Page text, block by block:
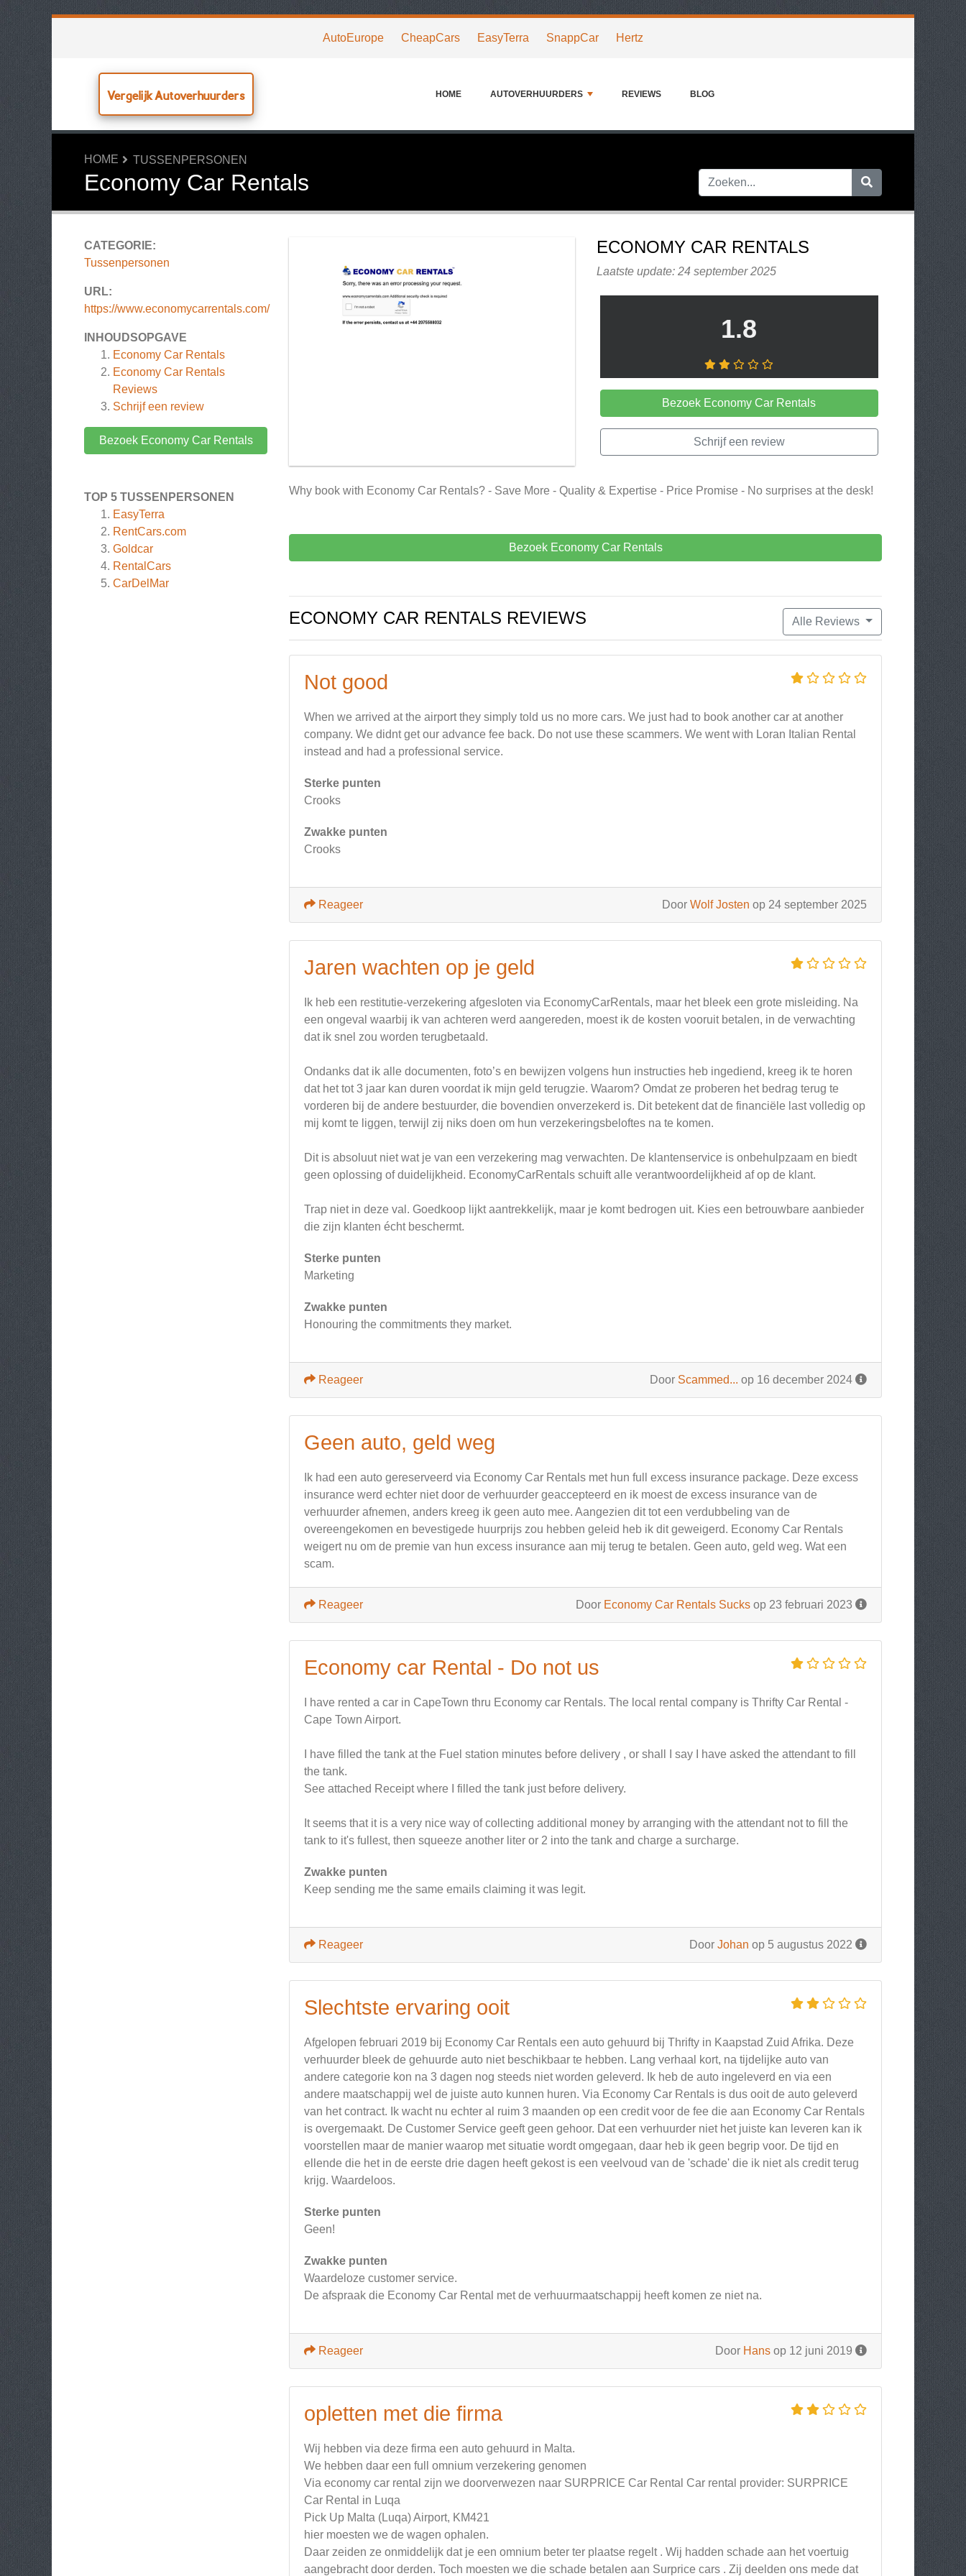
AutoEurope CheapCars EasyTerra SnappCar Hertz
Vergelijk Autoverhuurders HOME AUTOVERHUURDERS REVIEWS BLOG
HOME TUSSENPERSONEN
Economy Car Rentals
CATEGORIE:
Tussenpersonen
URL:
https://www.economycarrentals.com/
INHOUDSOPGAVE
Economy Car Rentals
Economy Car Rentals
Reviews
Schrijf een review
Bezoek Economy Car Rentals
TOP 5 TUSSENPERSONEN
EasyTerra
RentCars.com
Goldcar
RentalCars
CarDelMar
ECONOMY CAR RENTALS
Laatste update: 24 september 2025
1.8
Bezoek Economy Car Rentals
Schrijf een review
Why book with Economy Car Rentals? - Save More - Quality & Expertise - Price Promise - No surprises at the desk!
Bezoek Economy Car Rentals
Alle Reviews
ECONOMY CAR RENTALS REVIEWS
Not good
When we arrived at the airport they simply told us no more cars. We just had to book another car at another
company. We didnt get our advance fee back. Do not use these scammers. We went with Loran Italian Rental
instead and had a professional service.
Sterke punten
Crooks
Zwakke punten
Crooks
Door Wolf Josten op 24 september 2025
Reageer
Jaren wachten op je geld
Ik heb een restitutie-verzekering afgesloten via EconomyCarRentals, maar het bleek een grote misleiding. Na
een ongeval waarbij ik van achteren werd aangereden, moest ik de kosten vooruit betalen, in de verwachting
dat ik snel zou worden terugbetaald.
Ondanks dat ik alle documenten, foto’s en bewijzen volgens hun instructies heb ingediend, kreeg ik te horen
dat het tot 3 jaar kan duren voordat ik mijn geld terugzie. Waarom? Omdat ze proberen het bedrag terug te
vorderen bij de andere bestuurder, die bovendien onverzekerd is. Dit betekent dat de financiële last volledig op
mij komt te liggen, terwijl zij niks doen om hun verzekeringsbeloftes na te komen.
Dit is absoluut niet wat je van een verzekering mag verwachten. De klantenservice is onbehulpzaam en biedt
geen oplossing of duidelijkheid. EconomyCarRentals schuift alle verantwoordelijkheid af op de klant.
Trap niet in deze val. Goedkoop lijkt aantrekkelijk, maar je komt bedrogen uit. Kies een betrouwbare aanbieder
die zijn klanten écht beschermt.
Sterke punten
Marketing
Zwakke punten
Honouring the commitments they market.
Door Scammed... op 16 december 2024
Reageer
Geen auto, geld weg
Ik had een auto gereserveerd via Economy Car Rentals met hun full excess insurance package. Deze excess
insurance werd echter niet door de verhuurder geaccepteerd en ik moest de excess insurance van de
verhuurder afnemen, anders kreeg ik geen auto mee. Aangezien dit tot een verdubbeling van de
overeengekomen en bevestigede huurprijs zou hebben geleid heb ik dit geweigerd. Economy Car Rentals
weigert nu om de premie van hun excess insurance aan mij terug te betalen. Geen auto, geld weg. Wat een
scam.
Door Economy Car Rentals Sucks op 23 februari 2023
Reageer
Economy car Rental - Do not us
I have rented a car in CapeTown thru Economy car Rentals. The local rental company is Thrifty Car Rental -
Cape Town Airport.
I have filled the tank at the Fuel station minutes before delivery , or shall I say I have asked the attendant to fill
the tank.
See attached Receipt where I filled the tank just before delivery.
It seems that it is a very nice way of collecting additional money by arranging with the attendant not to fill the
tank to it's fullest, then squeeze another liter or 2 into the tank and charge a surcharge.
Zwakke punten
Keep sending me the same emails claiming it was legit.
Door Johan op 5 augustus 2022
Reageer
Slechtste ervaring ooit
Afgelopen februari 2019 bij Economy Car Rentals een auto gehuurd bij Thrifty in Kaapstad Zuid Afrika. Deze
verhuurder bleek de gehuurde auto niet beschikbaar te hebben. Lang verhaal kort, na tijdelijke auto van
andere categorie kon na 3 dagen nog steeds niet worden geleverd. Ik heb de auto ingeleverd en via een
andere maatschappij wel de juiste auto kunnen huren. Via Economy Car Rentals is dus ooit de auto geleverd
van het contract. Ik wacht nu echter al ruim 3 maanden op een credit voor de fee die aan Economy Car Rentals
is overgemaakt. De Customer Service geeft geen gehoor. Dat een verhuurder niet het juiste kan leveren kan ik
voorstellen maar de manier waarop met situatie wordt omgegaan, daar heb ik geen begrip voor. De tijd en
ellende die het in de eerste drie dagen heeft gekost is een veelvoud van de 'schade' die ik niet als credit terug
krijg. Waardeloos.
Sterke punten
Geen!
Zwakke punten
Waardeloze customer service.
De afspraak die Economy Car Rental met de verhuurmaatschappij heeft komen ze niet na.
Door Hans op 12 juni 2019
Reageer
opletten met die firma
Wij hebben via deze firma een auto gehuurd in Malta.
We hebben daar een full omnium verzekering genomen
Via economy car rental zijn we doorverwezen naar SURPRICE Car Rental Car rental provider: SURPRICE
Car Rental in Luqa
Pick Up Malta (Luqa) Airport, KM421
hier moesten we de wagen ophalen.
Daar zeiden ze onmiddelijk dat je een omnium beter ter plaatse regelt . Wij hadden schade aan het voertuig
aangebracht door derden. Toch moesten we die schade betalen aan Surprice cars . Zij deelden ons mede dat